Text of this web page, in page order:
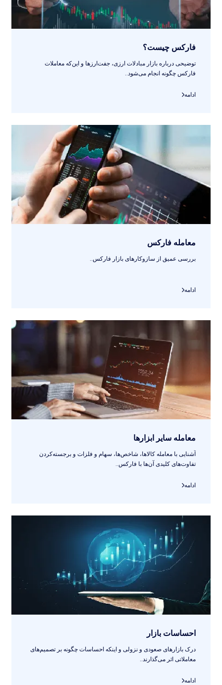
فارکس چیست؟
توضیحی درباره بازار مبادلات ارزی، جفت‌ارزها و این‌که معاملات
فارکس چگونه انجام می‌شود..
ادامه
معامله فارکس
بررسی عمیق از سازوکارهای بازار فارکس..
ادامه
معامله سایر ابزارها
آشنایی با معامله کالاها، شاخص‌ها، سهام و فلزات و برجسته‌کردن
تفاوت‌های کلیدی آن‌ها با فارکس..
ادامه
احساسات بازار
درک بازارهای صعودی و نزولی و اینکه احساسات چگونه بر تصمیم‌های
معاملاتی اثر می‌گذارند..
ادامه